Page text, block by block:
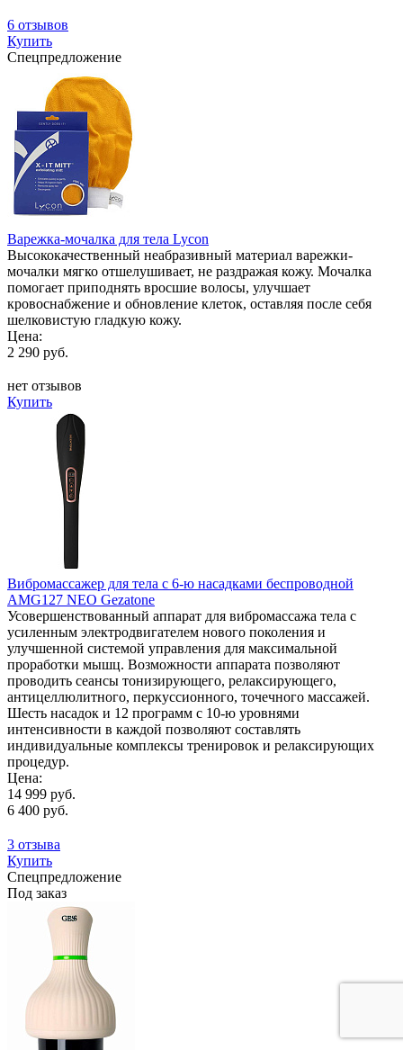
6 отзывов
Купить
Спецпредложение
Варежка-мочалка для тела Lycon
Высококачественный неабразивный материал варежки-
мочалки мягко отшелушивает, не раздражая кожу. Мочалка
помогает приподнять вросшие волосы, улучшает
кровоснабжение и обновление клеток, оставляя после себя
шелковистую гладкую кожу.
Цена:
2 290 руб.
нет отзывов
Купить
Вибромассажер для тела с 6-ю насадками беспроводной
AMG127 NEO Gezatone
Усовершенствованный аппарат для вибромассажа тела с
усиленным электродвигателем нового поколения и
улучшенной системой управления для максимальной
проработки мышц. Возможности аппарата позволяют
проводить сеансы тонизирующего, релаксирующего,
антицеллюлитного, перкуссионного, точечного массажей.
Шесть насадок и 12 программ с 10-ю уровнями
интенсивности в каждой позволяют составлять
индивидуальные комплексы тренировок и релаксирующих
процедур.
Цена:
14 999 руб.
6 400 руб.
3 отзыва
Купить
Спецпредложение
Под заказ